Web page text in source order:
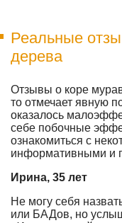
Реальные
дерева
Отзывы о коре
то отмечает явную
оказалось
себе побочные
ознакомиться с
информативными и
Ирина, 35 лет
Не могу себя
или БАДов, но